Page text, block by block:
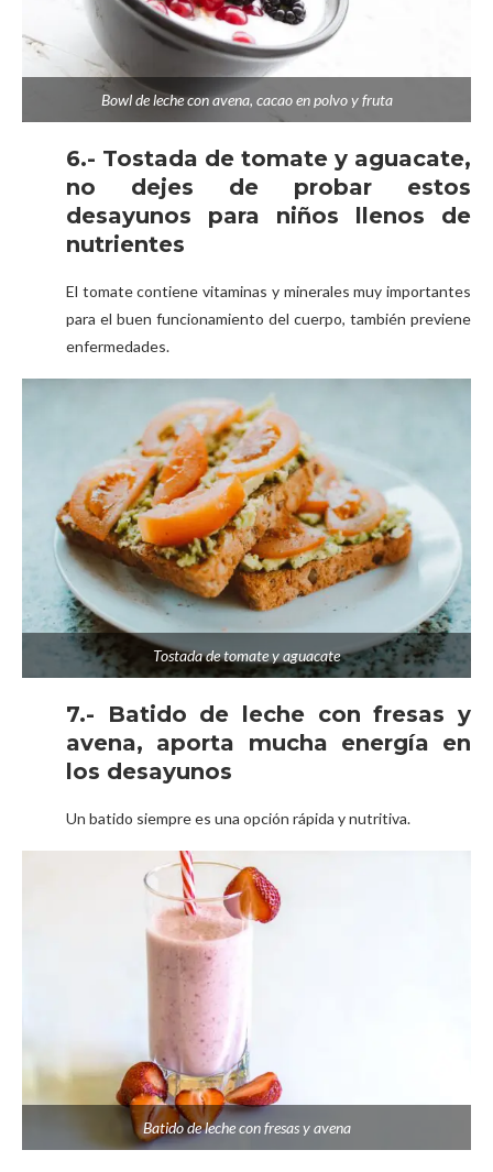
Bowl de leche con avena, cacao en polvo y fruta
6.- Tostada de tomate y aguacate,
no dejes de probar estos
desayunos para niños llenos de
nutrientes
El tomate contiene vitaminas y minerales muy importantes
para el buen funcionamiento del cuerpo, también previene
enfermedades.
Tostada de tomate y aguacate
7.- Batido de leche con fresas y
avena, aporta mucha energía en
los desayunos
Un batido siempre es una opción rápida y nutritiva.
Batido de leche con fresas y avena